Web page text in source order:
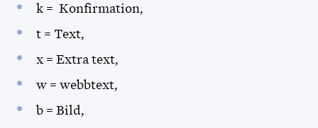
k = Konfirmation,
t = Text,
x = Extra text,
w = webbtext,
b = Bild,